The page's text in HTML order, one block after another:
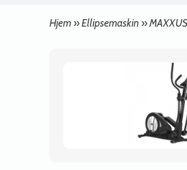
Hjem »Ellipsemaskin »